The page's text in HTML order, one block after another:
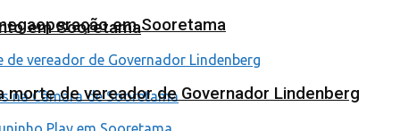
em Sooretamaem Sooretama
de vereador de Governador Lindenberg